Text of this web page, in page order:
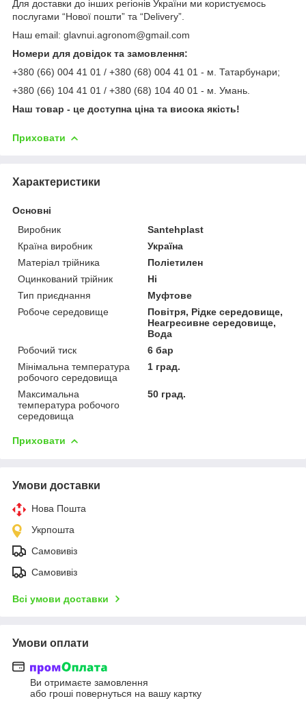
Для доставки до інших регіонів України ми користуємось
послугами “Нової пошти” та “Delivery”.
Наш email: glavnui.agronom@gmail.com
Номери для довідок та замовлення:
+380 (66) 004 41 01 / +380 (68) 004 41 01 - м. Татарбунари;
+380 (66) 104 41 01 / +380 (68) 104 40 01 - м. Умань.
Наш товар - це доступна ціна та висока якість!
Приховати
Характеристики
Основні
Виробник
Santehplast
Країна виробник
Україна
Матеріал трійника
Поліетилен
Оцинкований трійник
Ні
Тип приєднання
Муфтове
Робоче середовище
Повітря, Рідке середовище,
Неагресивне середовище,
Вода
Робочий тиск
6 бар
Мінімальна температура
робочого середовища
1 град.
Максимальна
температура робочого
середовища
50 град.
Приховати
Умови доставки
Нова Пошта
Укрпошта
Самовивіз
Самовивіз
Всі умови доставки
Умови оплати
Ви отримаєте замовлення
або гроші повернуться на вашу картку